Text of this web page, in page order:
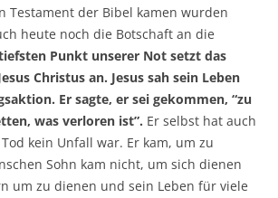
Testament der Bibel kamen wurden
heute noch die Botschaft an die
Punkt unserer Not setzt das
Christus an. Jesus sah sein Leben
Er sagte, er sei gekommen, “zu
was verloren ist”. Er selbst hat auch
kein Unfall war. Er kam, um zu
Sohn kam nicht, um sich dienen
um zu dienen und sein Leben für viele